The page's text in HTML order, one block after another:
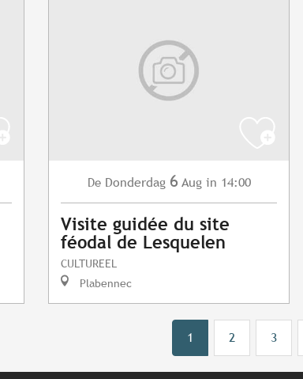
De Donderdag 6 Aug in 14:00
Visite guidée du site
féodal de Lesquelen
CULTUREEL
Plabennec
1 2 3